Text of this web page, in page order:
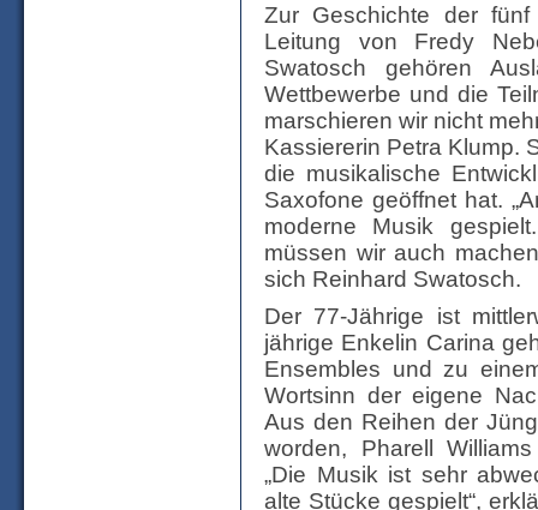
Zur Geschichte der
Leitung von Fredy
Swatosch gehören
Wettbewerbe und die
marschieren wir nicht
Kassiererin Petra Klump.
die musikalische
Saxofone geöffnet hat.
moderne Musik
müssen wir auch
sich Reinhard Swatosch.
Der 77-Jährige ist
jährige Enkelin Carina
Ensembles und zu
Wortsinn der eigene
Aus den Reihen der
worden, Pharell
„Die Musik ist sehr
alte Stücke gespielt“,